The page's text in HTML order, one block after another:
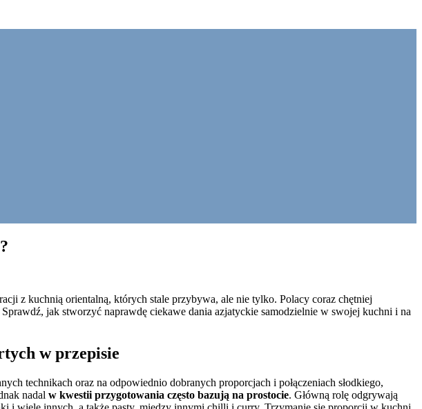
z kuchnią orientalną, których stale przybywa, ale nie tylko. Polacy coraz chętniej
jak stworzyć naprawdę ciekawe dania azjatyckie samodzielnie w swojej kuchni i na
w przepisie
technikach oraz na odpowiednio dobranych proporcjach i połączeniach słodkiego,
nadal w kwestii przygotowania często bazują na prostocie. Główną rolę odgrywają